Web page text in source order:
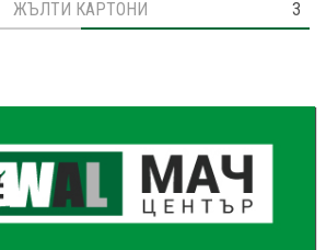
ЖЪЛТИ КАРТОНИ 3